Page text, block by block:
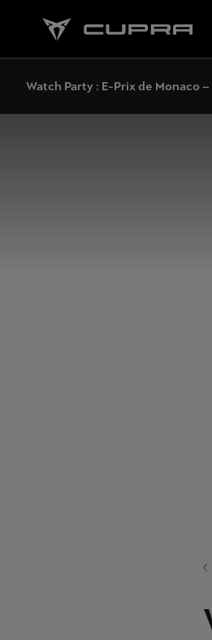
Watch Party : E-Prix de Monaco –